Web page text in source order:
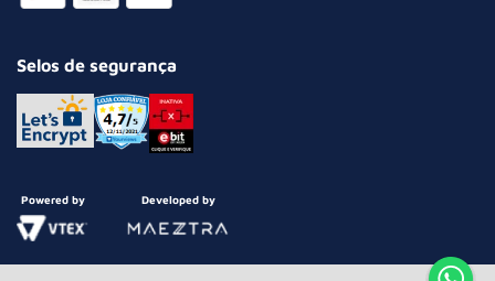
Selos de segurança
Powered by Developed by